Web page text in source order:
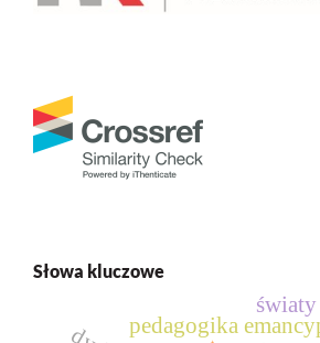
Słowa kluczowe
pedagogika